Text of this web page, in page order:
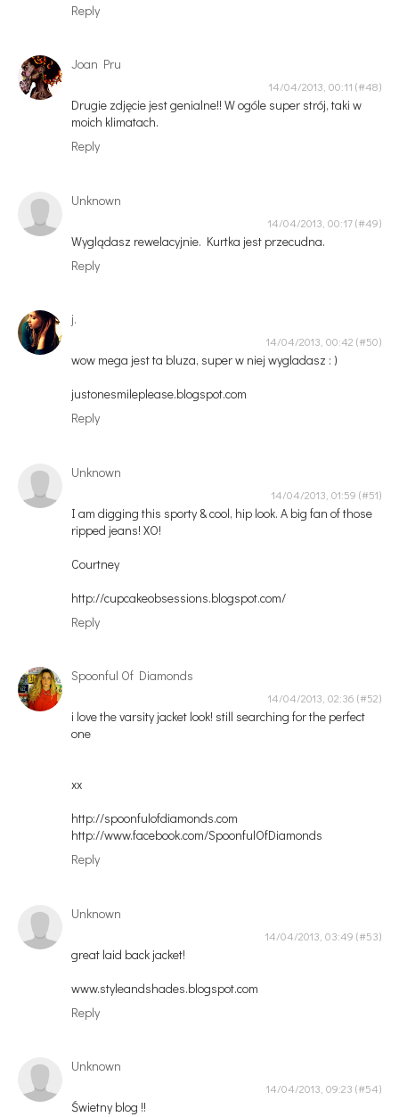
Reply
Joan Pru
14/04/2013, 00:11
Drugie zdjęcie jest genialne!! W ogóle super strój, taki w
moich klimatach.
Reply
Unknown
14/04/2013, 00:17
Wyglądasz rewelacyjnie. Kurtka jest przecudna.
Reply
j.
14/04/2013, 00:42
wow mega jest ta bluza, super w niej wygladasz : )
justonesmileplease.blogspot.com
Reply
Unknown
14/04/2013, 01:59
I am digging this sporty & cool, hip look. A big fan of those
ripped jeans! XO!
Courtney
http://cupcakeobsessions.blogspot.com/
Reply
Spoonful Of Diamonds
14/04/2013, 02:36
i love the varsity jacket look! still searching for the perfect
one
xx
http://spoonfulofdiamonds.com
http://www.facebook.com/SpoonfulOfDiamonds
Reply
Unknown
14/04/2013, 03:49
great laid back jacket!
www.styleandshades.blogspot.com
Reply
Unknown
14/04/2013, 09:23
Świetny blog !!